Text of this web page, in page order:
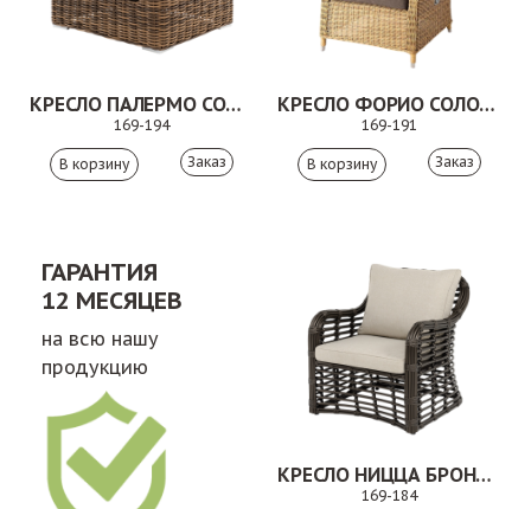
КРЕСЛО ПАЛЕРМО СОЛОМЕННЫЙ
169-194
Заказ
КРЕСЛО ФОРИО СОЛОМЕННЫЙ
169-191
Заказ
ГАРАНТИЯ
12 МЕСЯЦЕВ
на всю нашу
продукцию
КРЕСЛО НИЦЦА БРОНЗОВЫЙ
169-184